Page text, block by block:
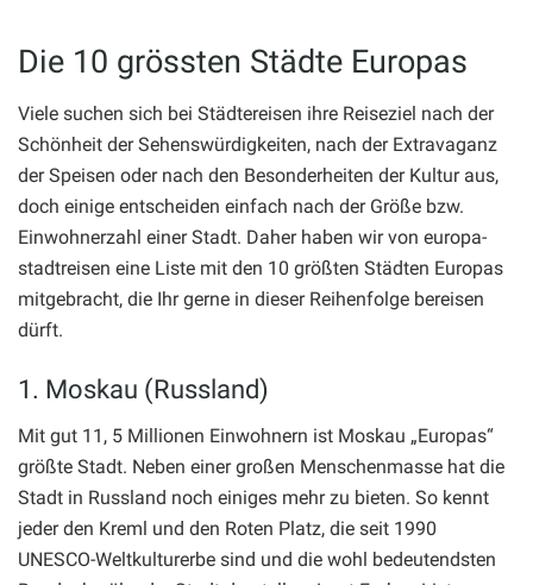
Die 10 grössten Städte Europas
Viele suchen sich bei Städtereisen ihre Reiseziel nach der
Schönheit der Sehenswürdigkeiten, nach der Extravaganz
der Speisen oder nach den Besonderheiten der Kultur aus,
doch einige entscheiden einfach nach der Größe bzw.
Einwohnerzahl einer Stadt. Daher haben wir von europa-
stadtreisen eine Liste mit den 10 größten Städten Europas
mitgebracht, die Ihr gerne in dieser Reihenfolge bereisen
dürft.
1. Moskau (Russland)
Mit gut 11, 5 Millionen Einwohnern ist Moskau „Europas“
größte Stadt. Neben einer großen Menschenmasse hat die
Stadt in Russland noch einiges mehr zu bieten. So kennt
jeder den Kreml und den Roten Platz, die seit 1990
UNESCO-Weltkulturerbe sind und die wohl bedeutendsten